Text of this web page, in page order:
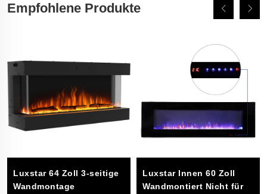
Empfohlene Produkte
Luxstar 64 Zoll 3-seitige
Wandmontage
Luxstar Innen 60 Zoll
Wandmontiert Nicht für